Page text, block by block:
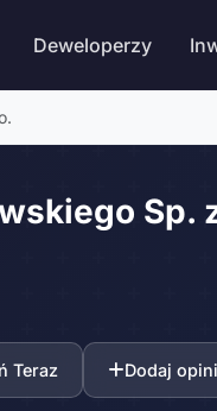
Deweloperzy
Sp.
Teraz Dodaj